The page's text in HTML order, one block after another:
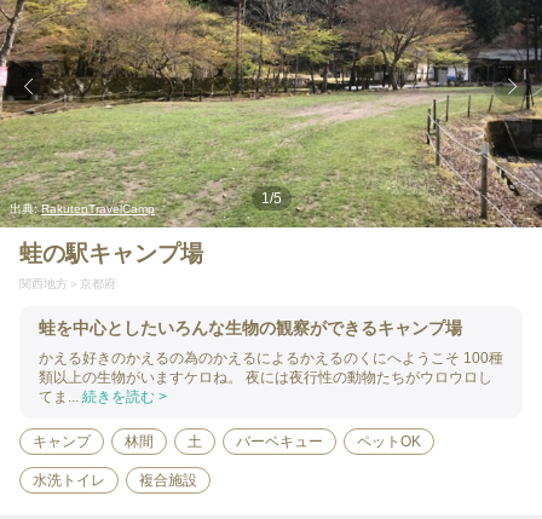
出典:RakutenTravelCamp
1/5
蛙の駅キャンプ場
関西地方 京都府
蛙を中心としたいろんな生物の観察ができるキャンプ場
かえる好きのかえるの為のかえるによるかえるのくにへようこそ 100種
類以上の生物がいますケロね。 夜には夜行性の動物たちがウロウロし
てま... 続きを読む >
キャンプ 林間 土 バーベキュー ペットOK
水洗トイレ 複合施設